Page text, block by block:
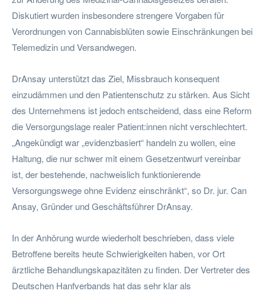
Diskutiert wurden insbesondere strengere Vorgaben für
Verordnungen von Cannabisblüten sowie Einschränkungen bei
Telemedizin und Versandwegen.
DrAnsay unterstützt das Ziel, Missbrauch konsequent
einzudämmen und den Patientenschutz zu stärken. Aus Sicht
des Unternehmens ist jedoch entscheidend, dass eine Reform
die Versorgungslage realer Patient:innen nicht verschlechtert.
„Angekündigt war „evidenzbasiert“ handeln zu wollen, eine
Haltung, die nur schwer mit einem Gesetzentwurf vereinbar
ist, der bestehende, nachweislich funktionierende
Versorgungswege ohne Evidenz einschränkt“, so Dr. jur. Can
Ansay, Gründer und Geschäftsführer DrAnsay.
In der Anhörung wurde wiederholt beschrieben, dass viele
Betroffene bereits heute Schwierigkeiten haben, vor Ort
ärztliche Behandlungskapazitäten zu finden. Der Vertreter des
Deutschen Hanfverbands hat das sehr klar als